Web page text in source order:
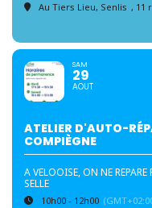
Au Tiers Lieu, Senlis , 11
SAM
29
AOUT
ATELIER D'AUTO-
COMPIÈGNE
A VELOOISE, ON NE
SELLE
10h00 - 12h00